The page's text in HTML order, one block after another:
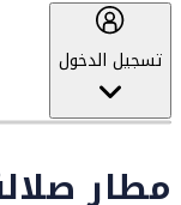
تسجيل الدخول
مطار